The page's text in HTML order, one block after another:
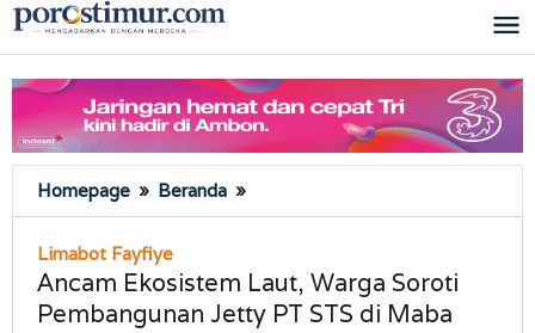
Lewati
ke
Homepage » Beranda »
Ekosistem
Warga
Soroti
Pembangunan
Limabot Fayfiye
Ancam Ekosistem Laut, Warga Soroti
Pembangunan Jetty PT STS di Maba